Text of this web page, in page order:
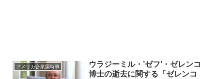
アメリカ合衆国時事
ウラジーミル・’ゼフ’・ゼレンコ
博士の逝去に関する「ゼレンコ